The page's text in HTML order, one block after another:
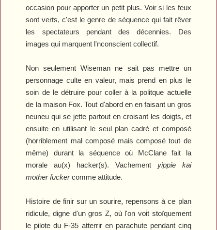
occasion pour apporter un petit plus. Voir si les feux
sont verts, c'est le genre de séquence qui fait rêver
les spectateurs pendant des décennies. Des
images qui marquent l'nconscient collectif.
Non seulement Wiseman ne sait pas mettre un
personnage culte en valeur, mais prend en plus le
soin de le détruire pour coller à la politque actuelle
de la maison Fox. Tout d'abord en en faisant un gros
neuneu qui se jette partout en croisant les doigts, et
ensuite en utilisant le seul plan cadré et composé
(horriblement mal composé mais composé tout de
même) durant la séquence où McClane fait la
morale au(x) hacker(s). Vachement yippie kai
mother fuckercomme attitude.
Histoire de finir sur un sourire, repensons à ce plan
ridicule, digne d'un gros Z, où l'on voit stoïquement
le pilote du F-35 atterrir en parachute pendant cinq